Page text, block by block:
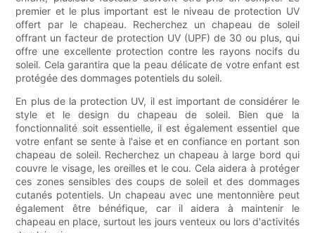
premier et le plus important est le niveau de protection UV
offert par le chapeau. Recherchez un chapeau de soleil
offrant un facteur de protection UV (UPF) de 30 ou plus, qui
offre une excellente protection contre les rayons nocifs du
soleil. Cela garantira que la peau délicate de votre enfant est
protégée des dommages potentiels du soleil.
En plus de la protection UV, il est important de considérer le
style et le design du chapeau de soleil. Bien que la
fonctionnalité soit essentielle, il est également essentiel que
votre enfant se sente à l'aise et en confiance en portant son
chapeau de soleil. Recherchez un chapeau à large bord qui
couvre le visage, les oreilles et le cou. Cela aidera à protéger
ces zones sensibles des coups de soleil et des dommages
cutanés potentiels. Un chapeau avec une mentonnière peut
également être bénéfique, car il aidera à maintenir le
chapeau en place, surtout les jours venteux ou lors d'activités